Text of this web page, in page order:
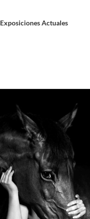
Exposiciones Actuales